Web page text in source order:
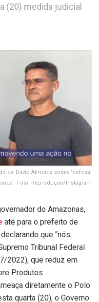
(20) medida judicial
de David Almeida sobre 'defesa'
- Foto: Reprodução/Instagram
do Amazonas,
até para o prefeito de
que “nós
Tribunal Federal
2022), que reduz em
Produtos
diretamente o Polo
quarta (20), o Governo